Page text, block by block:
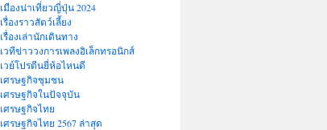
เมืองน่าเที่ยวญี่ปุ่น 2024
เรื่องราวสัตว์เลี้ยง
เรื่องเล่านักเดินทาง
เวทีข่าววงการเพลงอิเล็กทรอนิกส์
เวย์โปรตีนยี่ห้อไหนดี
เศรษฐกิจชุมชน
เศรษฐกิจในปัจจุบัน
เศรษฐกิจไทย
เศรษฐกิจไทย 2567 ล่าสุด